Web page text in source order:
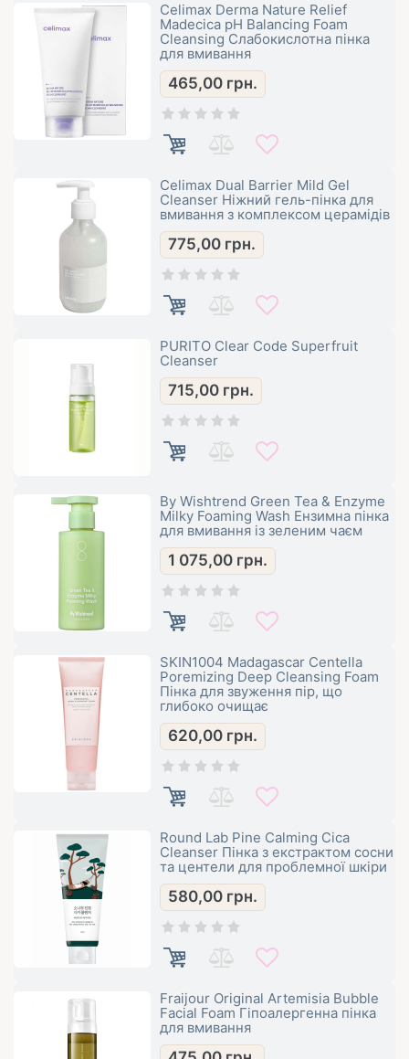
Celimax Derma Nature Relief
Madecica pH Balancing Foam
Cleansing Слабокислотна пінка
для вмивання
465,00 грн.
Celimax Dual Barrier Mild Gel
Cleanser Ніжний гель-пінка для
вмивання з комплексом церамідів
775,00 грн.
PURITO Clear Code Superfruit
Cleanser
715,00 грн.
By Wishtrend Green Tea & Enzyme
Milky Foaming Wash Ензимна пінка
для вмивання із зеленим чаєм
1 075,00 грн.
SKIN1004 Madagascar Centella
Poremizing Deep Cleansing Foam
Пінка для звуження пір, що
глибоко очищає
620,00 грн.
Round Lab Pine Calming Cica
Cleanser Пінка з екстрактом сосни
та центели для проблемної шкіри
580,00 грн.
Fraijour Original Artemisia Bubble
Facial Foam Гіпоалергенна пінка
для вмивання